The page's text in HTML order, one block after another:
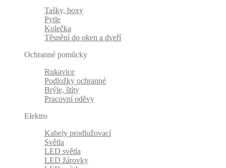
Tašky, boxy
Pytle
Kolečka
Těsnění do oken a dveří
Ochranné pomůcky
Rukavice
Podložky ochranné
Brýle, štíty
Pracovní oděvy
Elektro
Kabely prodlužovací
Světla
LED světla
LED žárovky